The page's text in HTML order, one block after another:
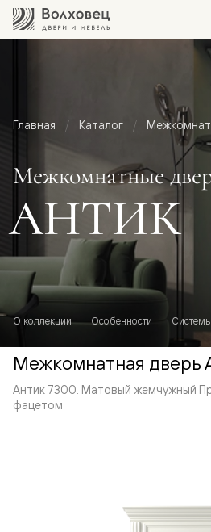
Главная Каталог
Межкомнатные
АНТИК
О коллекции Особенности
Межкомнатная дверь
Антик 7300. Матовый жемчужный
фацетом